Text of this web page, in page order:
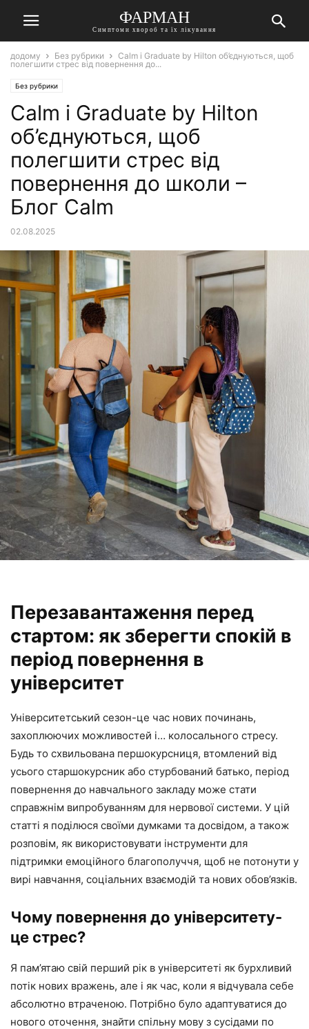
ФАРМАН
Симптоми хвороб та їх лікування
додому Без рубрики
Calm і Graduate by Hilton об’єднуються, щоб
полегшити стрес від повернення до...
Без рубрики
Calm і Graduate by Hilton
об’єднуються, щоб
полегшити стрес від
повернення до школи –
Блог Calm
02.08.2025
Перезавантаження перед
стартом: як зберегти спокій в
період повернення в
університет
Університетський сезон-це час нових починань,
захоплюючих можливостей і… колосального стресу.
Будь то схвильована першокурсниця, втомлений від
усього старшокурсник або стурбований батько, період
повернення до навчального закладу може стати
справжнім випробуванням для нервової системи. У цій
статті я поділюся своїми думками та досвідом, а також
розповім, як використовувати інструменти для
підтримки емоційного благополуччя, щоб не потонути у
вирі навчання, соціальних взаємодій та нових обов’язків.
Чому повернення до університету-
це стрес?
Я пам’ятаю свій перший рік в університеті як бурхливий
потік нових вражень, але і як час, коли я відчувала себе
абсолютно втраченою. Потрібно було адаптуватися до
нового оточення, знайти спільну мову з сусідами по